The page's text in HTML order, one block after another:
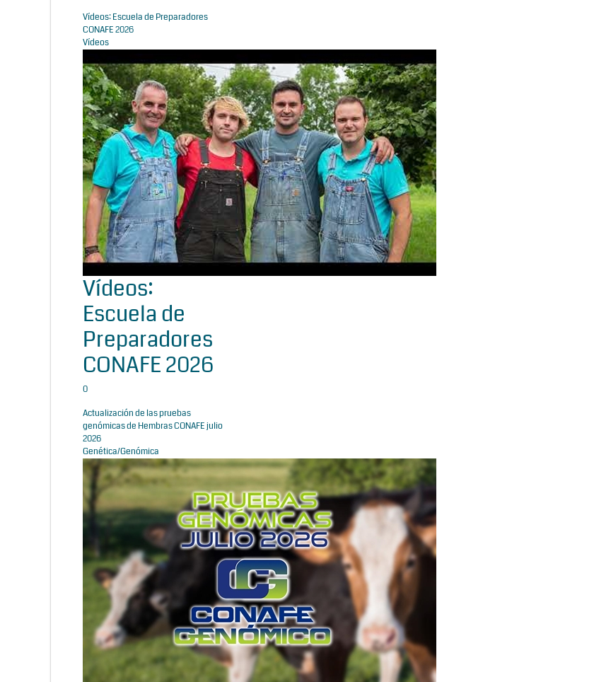
Vídeos: Escuela de Preparadores
CONAFE 2026
Vídeos
Vídeos:
Escuela de
Preparadores
CONAFE 2026
0
Actualización de las pruebas
genómicas de Hembras CONAFE julio
2026
Genética/Genómica